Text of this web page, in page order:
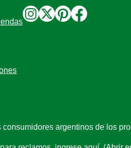
tiendas
argentinos de los